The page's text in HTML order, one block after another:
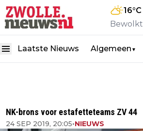
16°C
Bewolkt
Laatste Nieuws Algemeen ▼
NK-brons voor estafetteteams ZV 44
24 SEP 2019, 20:05•NIEUWS